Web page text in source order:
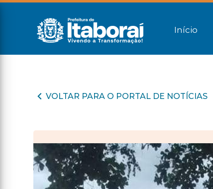
Início
VOLTAR PARA O PORTAL DE NOTÍCIAS